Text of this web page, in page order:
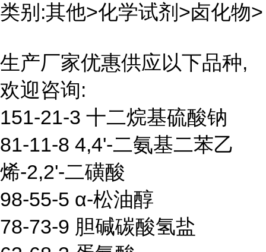
类别:其他>化学试剂>卤化物>
生产厂家优惠供应以下品种,
欢迎咨询:
151-21-3 十二烷基硫酸钠
81-11-8 4,4'-二氨基二苯乙
烯-2,2'-二磺酸
98-55-5 α-松油醇
78-73-9 胆碱碳酸氢盐